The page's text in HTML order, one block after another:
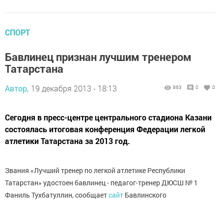
СПОРТ
Бавлинец признан лучшим тренером
Татарстана
Автор, 19 декабря 2013 - 18:13 863 0 0
Сегодня в пресс-центре центрального стадиона Казани
состоялась итоговая конференция Федерации легкой
атлетики Татарстана за 2013 год.
Звания «Лучший тренер по легкой атлетике Республики
Татарстан» удостоен бавлинец - педагог-тренер ДЮСШ № 1
Фаниль Тухбатуллин, сообщаетсайт Бавлинского